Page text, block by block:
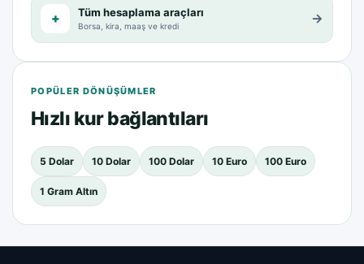
+ Tüm hesaplama araçları
Borsa, kira, maaş ve kredi →
POPÜLER DÖNÜŞÜMLER
Hızlı kur bağlantıları
5 Dolar 10 Dolar 100 Dolar 10 Euro 100 Euro
1 Gram Altın